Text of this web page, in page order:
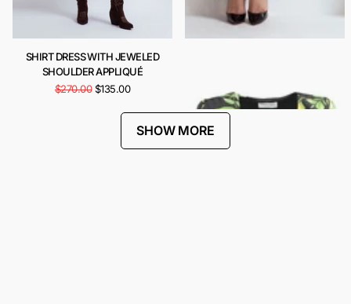
SHIRT DRESS WITH JEWELED
SHOULDER APPLIQUÉ
$270.00$135.00
SHOW MORE